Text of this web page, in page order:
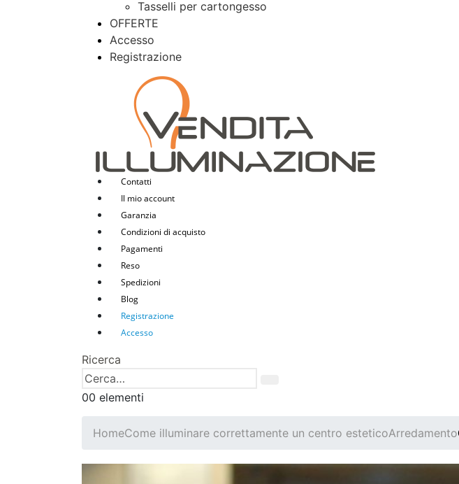
Tasselli per cartongesso
OFFERTE
Accesso
Registrazione
Contatti
Il mio account
Garanzia
Condizioni di acquisto
Pagamenti
Reso
Spedizioni
Blog
Registrazione
Accesso
Ricerca
00 elementi
HomeCome illuminare correttamente un centro esteticoArredamento